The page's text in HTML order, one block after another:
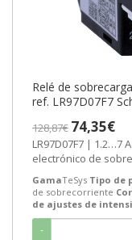
Relé de
ref. LR97D07F7
128,87€ 74,35€
LR97D07F7 | 1.2…7
electrónico de
GamaTeSys Tipo de
de sobrecorriente
de ajustes de
-